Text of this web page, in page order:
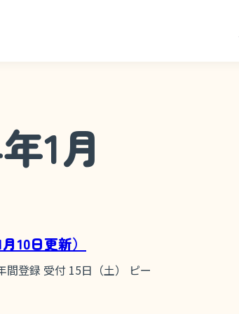
1月
10日更新）
間登録 受付 15日（土） ピー